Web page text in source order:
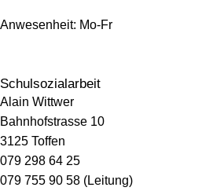
Anwesenheit: Mo-Fr
Schulsozialarbeit
Alain Wittwer
Bahnhofstrasse 10
3125 Toffen
079 298 64 25
079 755 90 58 (Leitung)